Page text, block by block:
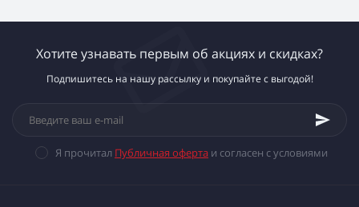
Хотите узнавать первым об акциях и скидках?
Подпишитесь на нашу рассылку и покупайте с выгодой!
Я прочитал Публичная оферта и согласен с условиями